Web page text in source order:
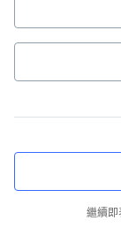
繼續即